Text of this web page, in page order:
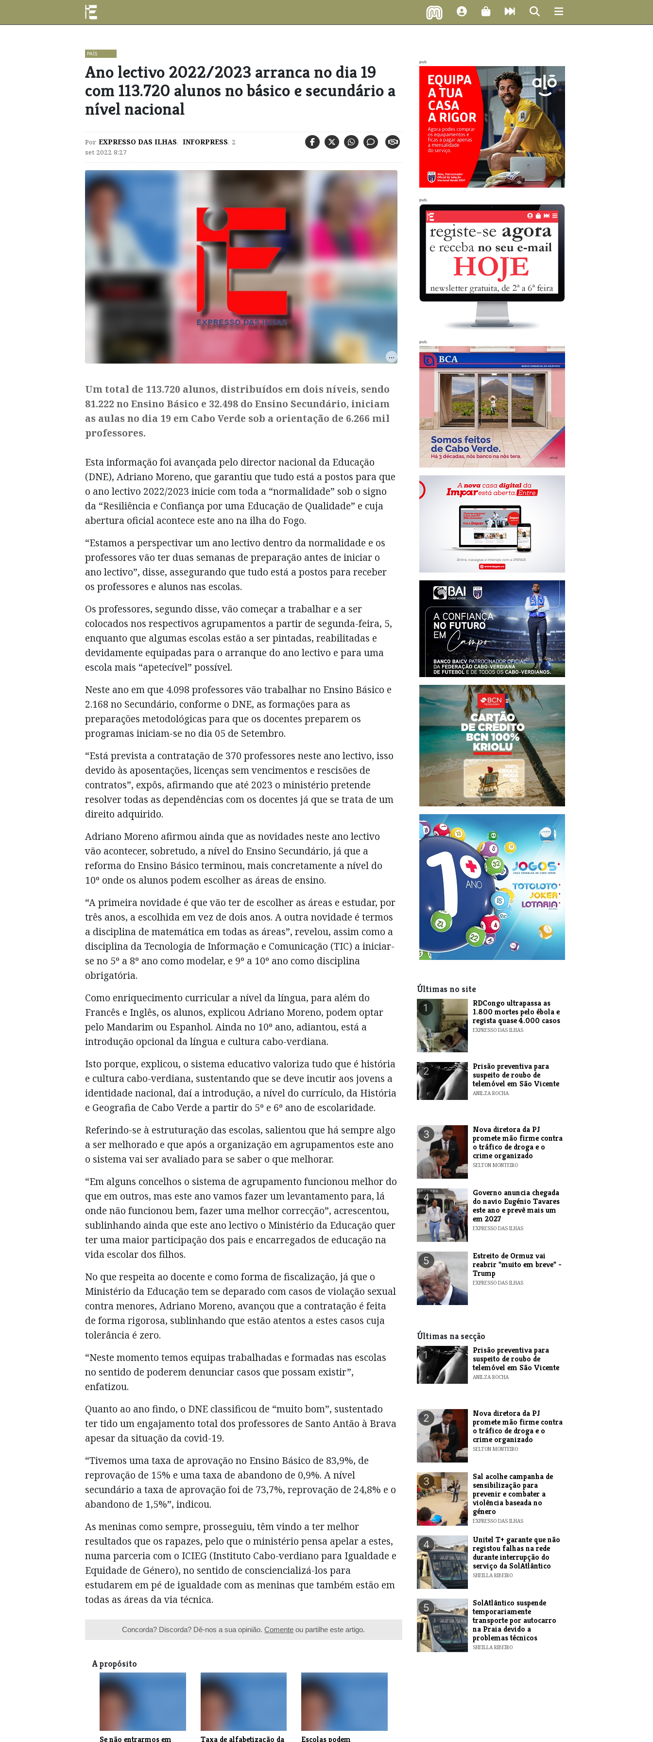
PAÍS
Ano lectivo 2022/2023 arranca no dia 19
com 113.720 alunos no básico e secundário a
nível nacional
Por EXPRESSO DAS ILHAS, INFORPRESS, 2
set 2022 8:27
Um total de 113.720 alunos, distribuídos em dois níveis, sendo
81.222 no Ensino Básico e 32.498 do Ensino Secundário, iniciam
as aulas no dia 19 em Cabo Verde sob a orientação de 6.266 mil
professores.
Esta informação foi avançada pelo director nacional da Educação
(DNE), Adriano Moreno, que garantiu que tudo está a postos para que
o ano lectivo 2022/2023 inicie com toda a “normalidade” sob o signo
da “Resiliência e Confiança por uma Educação de Qualidade” e cuja
abertura oficial acontece este ano na ilha do Fogo.
“Estamos a perspectivar um ano lectivo dentro da normalidade e os
professores vão ter duas semanas de preparação antes de iniciar o
ano lectivo”, disse, assegurando que tudo está a postos para receber
os professores e alunos nas escolas.
Os professores, segundo disse, vão começar a trabalhar e a ser
colocados nos respectivos agrupamentos a partir de segunda-feira, 5,
enquanto que algumas escolas estão a ser pintadas, reabilitadas e
devidamente equipadas para o arranque do ano lectivo e para uma
escola mais “apetecível” possível.
Neste ano em que 4.098 professores vão trabalhar no Ensino Básico e
2.168 no Secundário, conforme o DNE, as formações para as
preparações metodológicas para que os docentes preparem os
programas iniciam-se no dia 05 de Setembro.
“Está prevista a contratação de 370 professores neste ano lectivo, isso
devido às aposentações, licenças sem vencimentos e rescisões de
contratos”, expôs, afirmando que até 2023 o ministério pretende
resolver todas as dependências com os docentes já que se trata de um
direito adquirido.
Adriano Moreno afirmou ainda que as novidades neste ano lectivo
vão acontecer, sobretudo, a nível do Ensino Secundário, já que a
reforma do Ensino Básico terminou, mais concretamente a nível do
10º onde os alunos podem escolher as áreas de ensino.
“A primeira novidade é que vão ter de escolher as áreas e estudar, por
três anos, a escolhida em vez de dois anos. A outra novidade é termos
a disciplina de matemática em todas as áreas”, revelou, assim como a
disciplina da Tecnologia de Informação e Comunicação (TIC) a iniciar-
se no 5º a 8º ano como modelar, e 9º a 10º ano como disciplina
obrigatória.
Como enriquecimento curricular a nível da língua, para além do
Francês e Inglês, os alunos, explicou Adriano Moreno, podem optar
pelo Mandarim ou Espanhol. Ainda no 10º ano, adiantou, está a
introdução opcional da língua e cultura cabo-verdiana.
Isto porque, explicou, o sistema educativo valoriza tudo que é história
e cultura cabo-verdiana, sustentando que se deve incutir aos jovens a
identidade nacional, daí a introdução, a nível do currículo, da História
e Geografia de Cabo Verde a partir do 5º e 6º ano de escolaridade.
Referindo-se à estruturação das escolas, salientou que há sempre algo
a ser melhorado e que após a organização em agrupamentos este ano
o sistema vai ser avaliado para se saber o que melhorar.
“Em alguns concelhos o sistema de agrupamento funcionou melhor do
que em outros, mas este ano vamos fazer um levantamento para, lá
onde não funcionou bem, fazer uma melhor correcção”, acrescentou,
sublinhando ainda que este ano lectivo o Ministério da Educação quer
ter uma maior participação dos pais e encarregados de educação na
vida escolar dos filhos.
No que respeita ao docente e como forma de fiscalização, já que o
Ministério da Educação tem se deparado com casos de violação sexual
contra menores, Adriano Moreno, avançou que a contratação é feita
de forma rigorosa, sublinhando que estão atentos a estes casos cuja
tolerância é zero.
“Neste momento temos equipas trabalhadas e formadas nas escolas
no sentido de poderem denunciar casos que possam existir”,
enfatizou.
Quanto ao ano findo, o DNE classificou de “muito bom”, sustentado
ter tido um engajamento total dos professores de Santo Antão à Brava
apesar da situação da covid-19.
“Tivemos uma taxa de aprovação no Ensino Básico de 83,9%, de
reprovação de 15% e uma taxa de abandono de 0,9%. A nível
secundário a taxa de aprovação foi de 73,7%, reprovação de 24,8% e o
abandono de 1,5%”, indicou.
As meninas como sempre, prosseguiu, têm vindo a ter melhor
resultados que os rapazes, pelo que o ministério pensa apelar a estes,
numa parceria com o ICIEG (Instituto Cabo-verdiano para Igualdade e
Equidade de Género), no sentido de consciencializá-los para
estudarem em pé de igualdade com as meninas que também estão em
todas as áreas da via técnica.
Concorda? Discorda? Dê-nos a sua opinião.Comente ou partilhe este artigo.
A propósito
Se não entrarmos em Taxa de alfabetização da Escolas podem
pub
pub.
pub.
Últimas no site
1
RDCongo ultrapassa as
1.800 mortes pelo ébola e
regista quase 4.000 casos
EXPRESSO DAS ILHAS
2
Prisão preventiva para
suspeito de roubo de
telemóvel em São Vicente
ANILZA ROCHA
3
Nova diretora da PJ
promete mão firme contra
o tráfico de droga e o
crime organizado
SELTON MONTEIRO
4
Governo anuncia chegada
do navio Eugénio Tavares
este ano e prevê mais um
em 2027
EXPRESSO DAS ILHAS
5
Estreito de Ormuz vai
reabrir "muito em breve" -
Trump
EXPRESSO DAS ILHAS
Últimas na secção
1
Prisão preventiva para
suspeito de roubo de
telemóvel em São Vicente
ANILZA ROCHA
2
Nova diretora da PJ
promete mão firme contra
o tráfico de droga e o
crime organizado
SELTON MONTEIRO
3
Sal acolhe campanha de
sensibilização para
prevenir e combater a
violência baseada no
género
EXPRESSO DAS ILHAS
4
Unitel T+ garante que não
registou falhas na rede
durante interrupção do
serviço da SolAtlântico
SHEILLA RIBEIRO
5
SolAtlântico suspende
temporariamente
transporte por autocarro
na Praia devido a
problemas técnicos
SHEILLA RIBEIRO